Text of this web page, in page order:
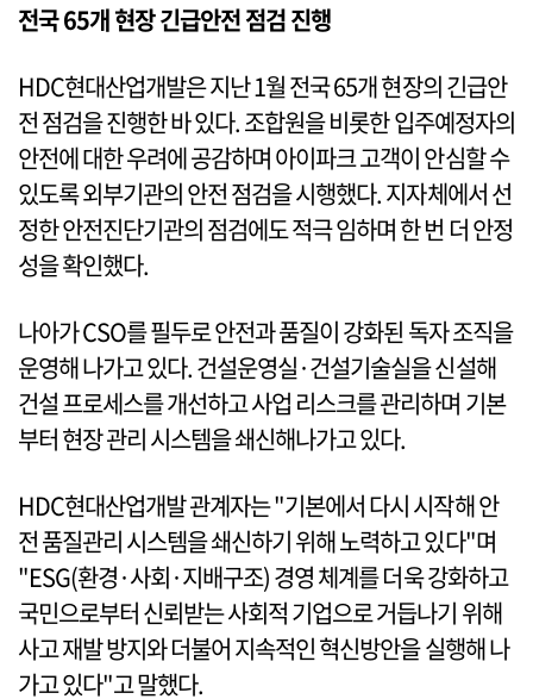
전국 65개 현장 긴급안전 점검 진행
HDC현대산업개발은 지난 1월 전국 65개 현장의 긴급안
전 점검을 진행한 바 있다. 조합원을 비롯한 입주예정자의
안전에 대한 우려에 공감하며 아이파크 고객이 안심할 수
있도록 외부기관의 안전 점검을 시행했다. 지자체에서 선
정한 안전진단기관의 점검에도 적극 임하며 한 번 더 안정
성을 확인했다.
나아가 CSO를 필두로 안전과 품질이 강화된 독자 조직을
운영해 나가고 있다. 건설운영실·건설기술실을 신설해
건설 프로세스를 개선하고 사업 리스크를 관리하며 기본
부터 현장 관리 시스템을 쇄신해나가고 있다.
HDC현대산업개발 관계자는 "기본에서 다시 시작해 안
전 품질관리 시스템을 쇄신하기 위해 노력하고 있다"며
"ESG(환경·사회·지배구조) 경영 체계를 더욱 강화하고
국민으로부터 신뢰받는 사회적 기업으로 거듭나기 위해
사고 재발 방지와 더불어 지속적인 혁신방안을 실행해 나
가고 있다"고 말했다.